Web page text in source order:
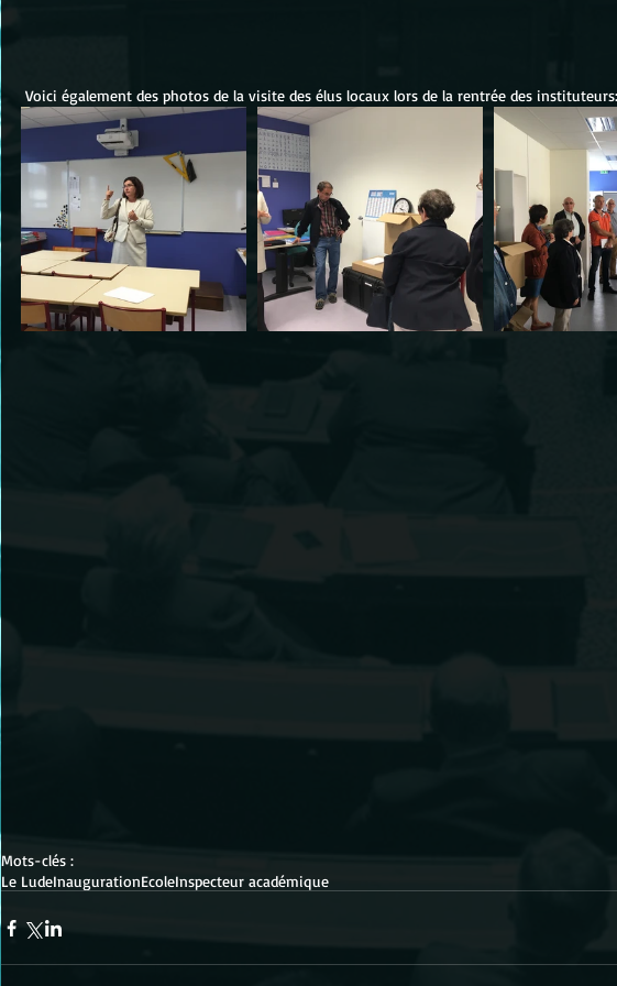
Voici également des photos de la visite des élus locaux lors de la rentrée des instituteurs:
Mots-clés :
Le LudeInaugurationEcoleInspecteur académique